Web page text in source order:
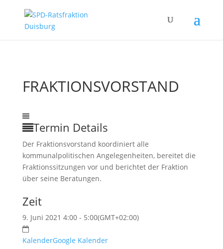
FRAKTIONSVORSTAND
Termin Details
Der Fraktionsvorstand koordiniert alle
kommunalpolitischen Angelegenheiten, bereitet die
Fraktionssitzungen vor und berichtet der Fraktion
über seine Beratungen.
Zeit
9. Juni 2021 4:00 - 5:00(GMT+02:00)
KalenderGoogle Kalender